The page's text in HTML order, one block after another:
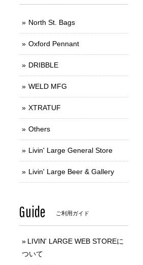
North St. Bags
Oxford Pennant
DRIBBLE
WELD MFG
XTRATUF
Others
Livin' Large General Store
Livin' Large Beer & Gallery
Guide ご利用ガイド
LIVIN' LARGE WEB STOREに
ついて